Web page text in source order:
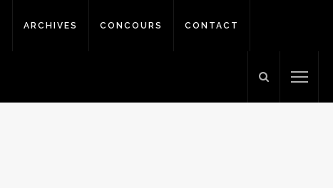
ARCHIVES CONCOURS CONTACT